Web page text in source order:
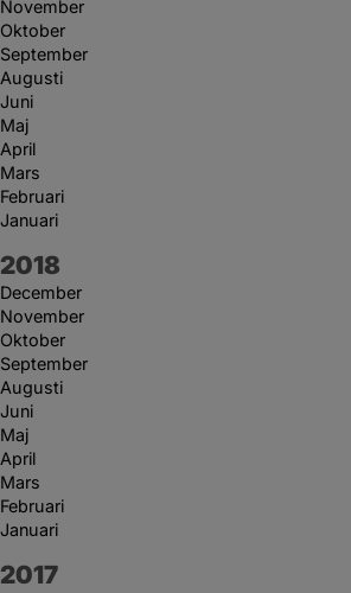
November
Oktober
September
Augusti
Juni
Maj
April
Mars
Februari
Januari
År:
2018
December
November
Oktober
September
Augusti
Juni
Maj
April
Mars
Februari
Januari
År:
2017